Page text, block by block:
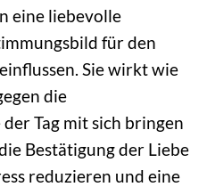
eine liebevolle
für den
Sie wirkt wie
die
Tag mit sich bringen
Bestätigung der Liebe
reduzieren und eine